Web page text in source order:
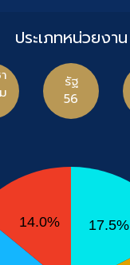
ประเภทหน่วยงาน
รัฐ
56
17.5%
14.0%